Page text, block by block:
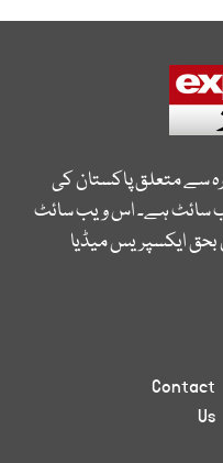
سے متعلق پاکستان کی
سائٹ ہے۔ اس ویب سائٹ
بحق ایکسپریس میڈیا
Contact
Us